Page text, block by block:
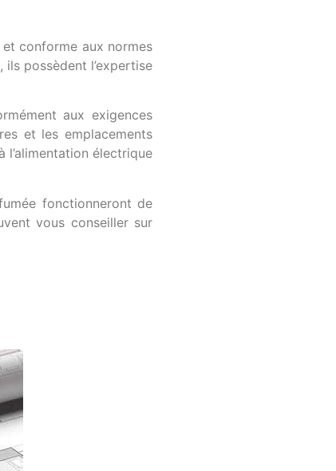
conforme aux normes
possèdent l’expertise
aux exigences
et les emplacements
l’alimentation électrique
fonctionneront de
vous conseiller sur